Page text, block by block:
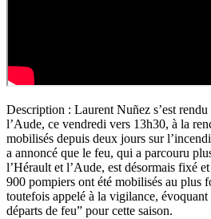
Description : Laurent Nuñez s’est
l’Aude, ce vendredi vers 13h30, à la
mobilisés depuis deux jours sur
a annoncé que le feu, qui a parcouru
l’Hérault et l’Aude, est désormais fixé
900 pompiers ont été mobilisés au plus
toutefois appelé à la vigilance, évoquant
départs de feu” pour cette saison.